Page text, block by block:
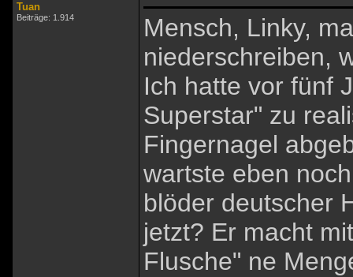
Tuan
Beiträge: 1.914
Mensch, Linky,
niederschreiben,
Ich hatte vor fünf
Superstar" zu
Fingernagel
wartste eben
blöder deutscher
jetzt? Er macht
Flusche" ne